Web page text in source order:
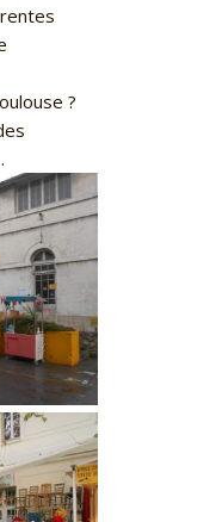
?